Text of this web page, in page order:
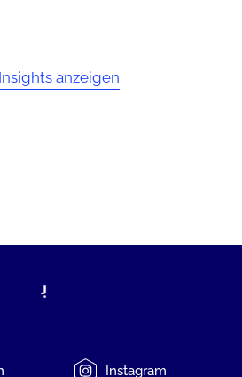
anzeigen
Instagram